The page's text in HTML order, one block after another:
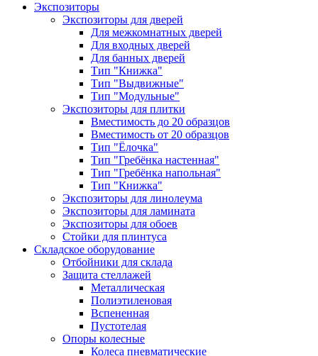
Экспозиторы
Экспозиторы для дверей
Для межкомнатных дверей
Для входных дверей
Для банных дверей
Тип "Книжка"
Тип "Выдвижные"
Тип "Модульные"
Экспозиторы для плитки
Вместимость до 20 образцов
Вместимость от 20 образцов
Тип "Ёлочка"
Тип "Гребёнка настенная"
Тип "Гребёнка напольная"
Тип "Книжка"
Экспозиторы для линолеума
Экспозиторы для ламината
Экспозиторы для обоев
Стойки для плинтуса
Складское оборудование
Отбойники для склада
Защита стеллажей
Металлическая
Полиэтиленовая
Вспененная
Пустотелая
Опоры колесные
Колеса пневматические